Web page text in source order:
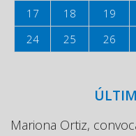
17 18 19
24
25 26
Mariona Ortiz,